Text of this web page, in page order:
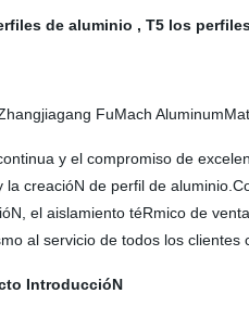
de aluminio , T5 los
FuMach
y el compromiso de
creacióN de perfil de
el aislamiento téRmico de
al servicio de todos los
IntroduccióN